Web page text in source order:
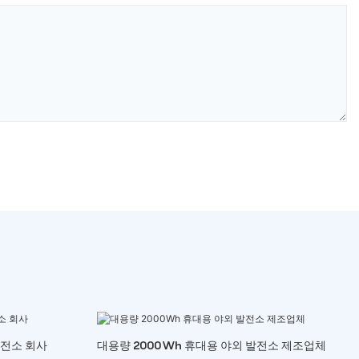
소 회사 대용량 2000Wh 휴대용 야외 발전소 제조업체